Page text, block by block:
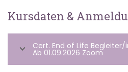
Kursdaten &
Cert. End of Life Begleiter/
Ab 01.09.2026 Zoom